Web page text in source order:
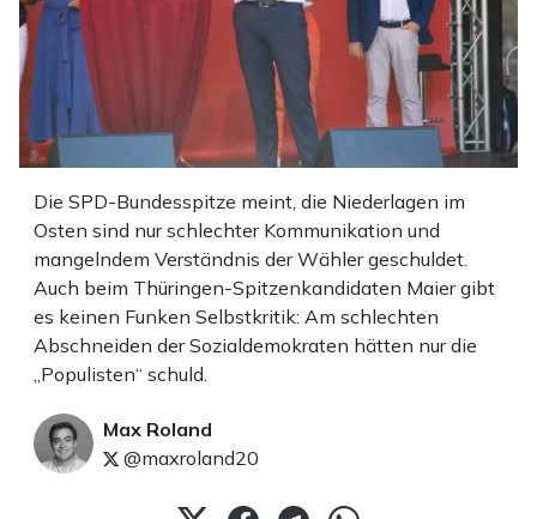
Die SPD-Bundesspitze meint, die Niederlagen im
Osten sind nur schlechter Kommunikation und
mangelndem Verständnis der Wähler geschuldet.
Auch beim Thüringen-Spitzenkandidaten Maier gibt
es keinen Funken Selbstkritik: Am schlechten
Abschneiden der Sozialdemokraten hätten nur die
„Populisten“ schuld.
Max Roland
@maxroland20